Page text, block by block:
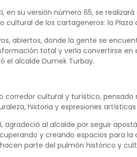
en su versión número 65, se
de los cartageneros: la Plaza
abiertos, donde la gente se
total y verla convertirse en
el alcalde Dumek Turbay.
cultural y turístico,
historia y expresiones
agradeció al alcalde por seguir
y creando espacios para
parte del pulmón histórico y